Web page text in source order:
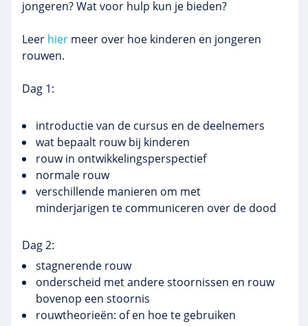
jongeren? Wat voor hulp kun je bieden?
Leer hier meer over hoe kinderen en jongeren
rouwen.
Dag 1:
introductie van de cursus en de deelnemers
wat bepaalt rouw bij kinderen
rouw in ontwikkelingsperspectief
normale rouw
verschillende manieren om met
minderjarigen te communiceren over de dood
Dag 2:
stagnerende rouw
onderscheid met andere stoornissen en rouw
bovenop een stoornis
rouwtheorieën: of en hoe te gebruiken